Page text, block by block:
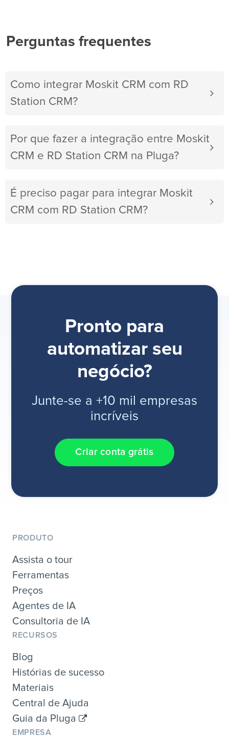
Perguntas frequentes
Como integrar Moskit CRM com RD
Station CRM?
Por que fazer a integração entre Moskit
CRM e RD Station CRM na Pluga?
É preciso pagar para integrar Moskit
CRM com RD Station CRM?
Pronto para
automatizar seu
negócio?
Junte-se a +10 mil empresas
incríveis
Criar conta grátis
PRODUTO
Assista o tour
Ferramentas
Preços
Agentes de IA
Consultoria de IA
RECURSOS
Blog
Histórias de sucesso
Materiais
Central de Ajuda
Guia da Pluga
EMPRESA